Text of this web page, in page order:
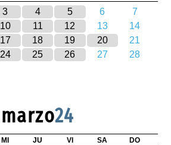
3 4 5 6
7
10 11 12 13
14
17 18 19 20
21
24 25 26 27
28
marzo24
MI JU VI SA DO